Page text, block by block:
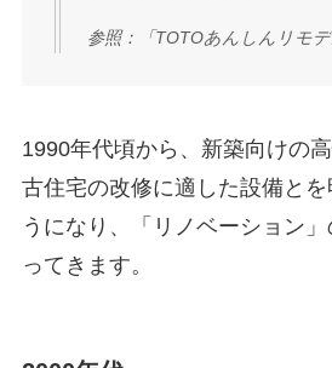
参照：「TOTOあんしんリモデ
1990年代頃から、新築向けの
古住宅の改修に適した設備と
うになり、「リノベーション
ってきます。